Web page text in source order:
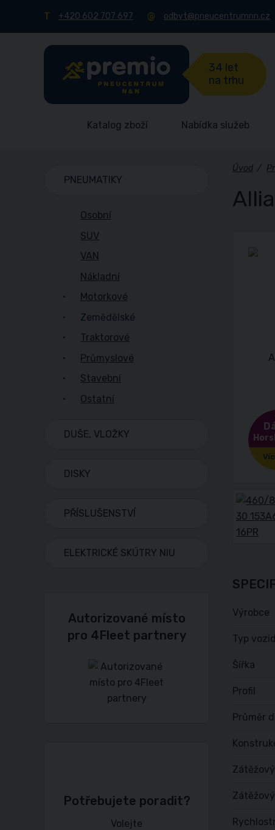
+420 602 707 697 odbyt@pneucentrumnn.cz
34 let
na trhu
Katalog zboží Nabídka služeb
Úvod /
Výrobce
Typ
Šířka
Profil
Průměr
PNEUMATIKY
Osobní
SUV
VAN
Nákladní
Motorkové
Zemědělské
Traktorové
Průmyslové
Stavební
Ostatní
DUŠE, VLOŽKY
DISKY
PŘÍSLUŠENSTVÍ
ELEKTRICKÉ SKÚTRY NIU
Autorizované místo
pro 4Fleet partnery
Potřebujete poradit?
Volejte